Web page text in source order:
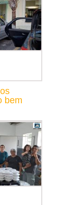
bem